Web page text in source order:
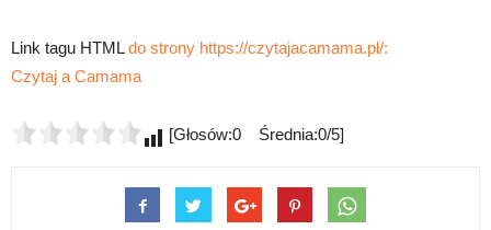
Link tagu HTMLdo strony https://czytajacamama.pl/:
Czytaj a Camama
[Głosów:0 Średnia:0/5]